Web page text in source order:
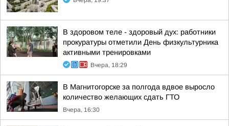
В здоровом теле - здоровый дух: работники
прокуратуры отметили День физкультурника
активными тренировками
Вчера, 18:29
В Магнитогорске за полгода вдвое выросло
количество желающих сдать ГТО
Вчера, 16:30